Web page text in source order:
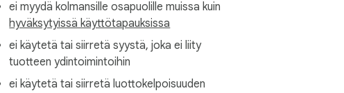
ei myydä kolmansille osapuolille muissa kuin
hyväksytyissä käyttötapauksissa
ei käytetä tai siirretä syystä, joka ei liity
tuotteen ydintoimintoihin
ei käytetä tai siirretä luottokelpoisuuden